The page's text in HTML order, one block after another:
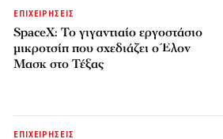
ΕΠΙΧΕΙΡΗΣΕΙΣ
SpaceX: Το γιγαντιαίο εργοστάσιο
μικροτσίπ που σχεδιάζει ο Έλον
Μασκ στο Τέξας
ΕΠΙΧΕΙΡΗΣΕΙΣ